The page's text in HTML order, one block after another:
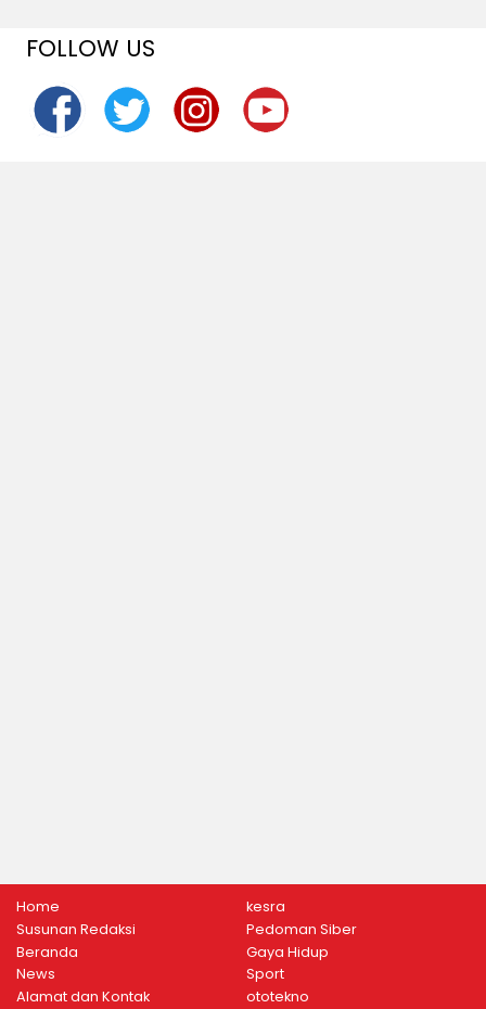
FOLLOW US
Home
Susunan Redaksi
Beranda
News
Alamat dan Kontak
kesra
Pedoman Siber
Gaya Hidup
Sport
ototekno